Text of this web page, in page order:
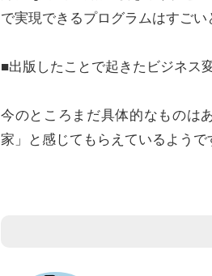
で実現できるプログラムはすごい
■出版したことで起きたビジネス
今のところまだ具体的なものは
家」と感じてもらえているよう